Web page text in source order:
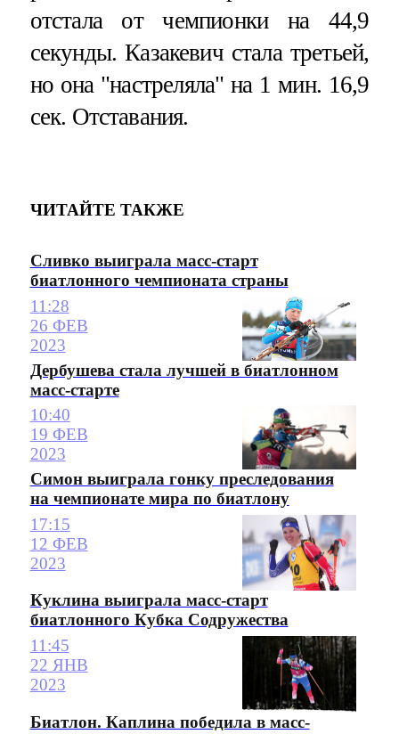
отстала от чемпионки на 44,9
секунды. Казакевич стала третьей,
но она "настреляла" на 1 мин. 16,9
сек. Отставания.
ЧИТАЙТЕ ТАКЖЕ
Сливко выиграла масс-старт
биатлонного чемпионата страны
11:28
26 ФЕВ
2023
Дербушева стала лучшей в биатлонном
масс-старте
10:40
19 ФЕВ
2023
Симон выиграла гонку преследования
на чемпионате мира по биатлону
17:15
12 ФЕВ
2023
Куклина выиграла масс-старт
биатлонного Кубка Содружества
11:45
22 ЯНВ
2023
Биатлон. Каплина победила в масс-